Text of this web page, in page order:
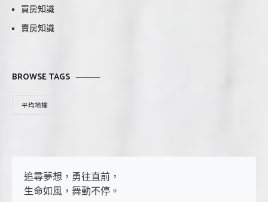
買房知識
賣房知識
BROWSE TAGS
平均地權
追尋夢想，勇往直前，
生命如風，舞動不停。